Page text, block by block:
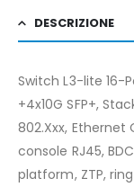
DESCRIZIONE
Switch L3-lite 16-
+4x10G SFP+,
802.Xxx, Ethernet
console RJ45,
platform, ZTP,